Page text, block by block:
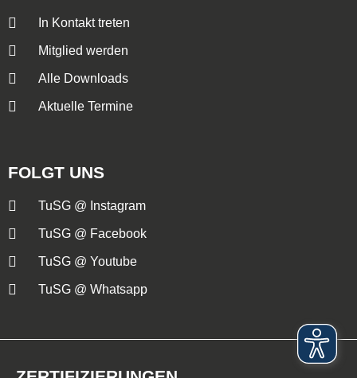
In Kontakt treten
Mitglied werden
Alle Downloads
Aktuelle Termine
FOLGT UNS
TuSG @ Instagram
TuSG @ Facebook
TuSG @ Youtube
TuSG @ Whatsapp